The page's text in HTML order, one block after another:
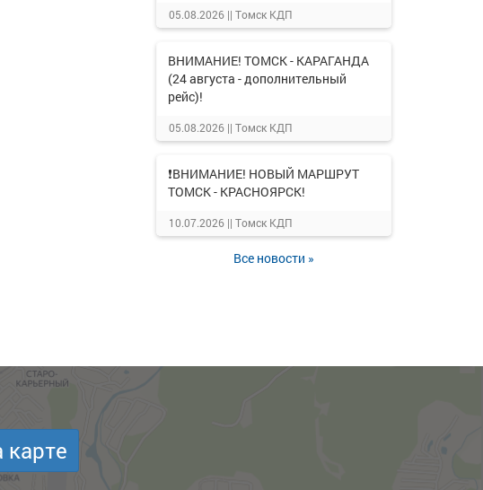
05.08.2026 || Томск КДП
ВНИМАНИЕ! ТОМСК - КАРАГАНДА
(24 августа - дополнительный
рейс)!
05.08.2026 || Томск КДП
❗ВНИМАНИЕ! НОВЫЙ МАРШРУТ
ТОМСК - КРАСНОЯРСК!
10.07.2026 || Томск КДП
Все новости »